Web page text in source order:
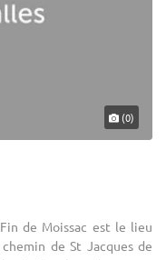
(0)
de Moissac est le lieu
de St Jacques de